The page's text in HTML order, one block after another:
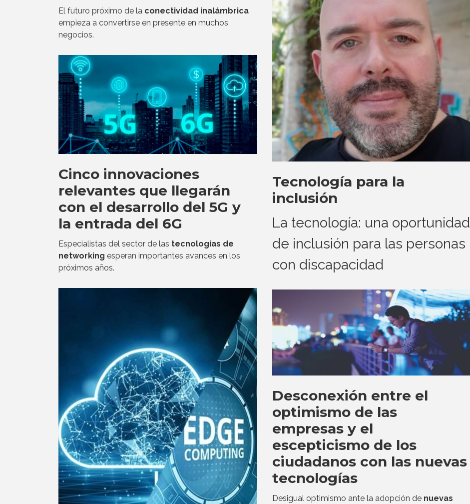
El futuro próximo de la conectividad inalámbrica
empieza a convertirse en presente en muchos
negocios.
Cinco innovaciones
relevantes que llegarán
con el desarrollo del 5G y
la entrada del 6G
Especialistas del sector de las tecnologías de
networking esperan importantes avances en los
próximos años.
Tecnología para la
inclusión
La tecnología: una oportunidad
de inclusión para las personas
con discapacidad
Desconexión entre el
optimismo de las
empresas y el
escepticismo de los
ciudadanos con las nuevas
tecnologías
Desigual optimismo ante la adopción de nuevas